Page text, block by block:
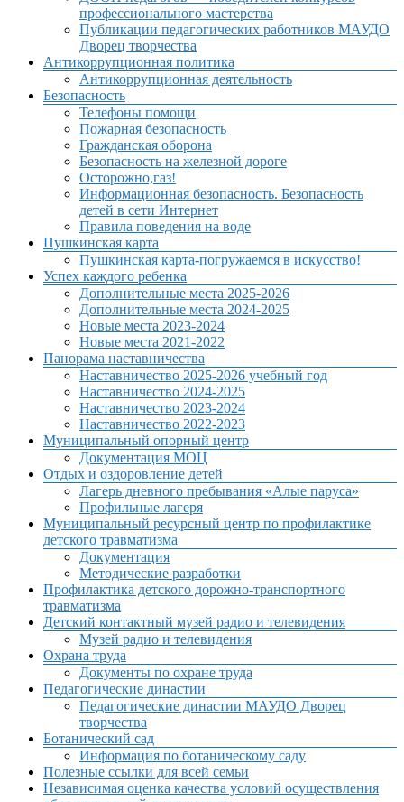
профессионального мастерства
Публикации педагогических работников МАУДО
Дворец творчества
Антикоррупционная политика
Антикоррупционная деятельность
Безопасность
Телефоны помощи
Пожарная безопасность
Гражданская оборона
Безопасность на железной дороге
Осторожно,газ!
Информационная безопасность. Безопасность
детей в сети Интернет
Правила поведения на воде
Пушкинская карта
Пушкинская карта-погружаемся в искусство!
Успех каждого ребенка
Дополнительные места 2025-2026
Дополнительные места 2024-2025
Новые места 2023-2024
Новые места 2021-2022
Панорама наставничества
Наставничество 2025-2026 учебный год
Наставничество 2024-2025
Наставничество 2023-2024
Наставничество 2022-2023
Муниципальный опорный центр
Документация МОЦ
Отдых и оздоровление детей
Лагерь дневного пребывания «Алые паруса»
Профильные лагеря
Муниципальный ресурсный центр по профилактике
детского травматизма
Документация
Методические разработки
Профилактика детского дорожно-транспортного
травматизма
Детский контактный музей радио и телевидения
Музей радио и телевидения
Охрана труда
Документы по охране труда
Педагогические династии
Педагогические династии МАУДО Дворец
творчества
Ботанический сад
Информация по ботаническому саду
Полезные ссылки для всей семьи
Независимая оценка качества условий осуществления